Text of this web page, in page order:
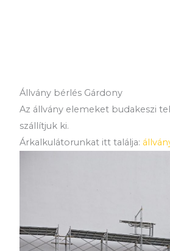
Állvány bérlés Gárdony
Az állvány elemeket budakeszi
szállítjuk ki.
Árkalkulátorunkat itt találja: